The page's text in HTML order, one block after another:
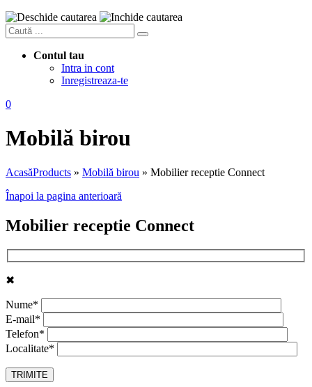
Contul tau
Intra in cont
Inregistreaza-te
0
Mobilă birou
AcasăProducts » Mobilă birou » Mobilier receptie Connect
Înapoi la pagina anterioară
Mobilier receptie Connect
✖
Nume*
E-mail*
Telefon*
Localitate*